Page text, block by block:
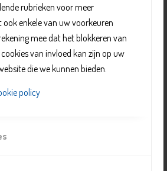
rubrieken voor meer
enkele van uw voorkeuren
mee dat het blokkeren van
van invloed kan zijn op uw
die we kunnen bieden.
policy
dingen nooit geleerd, of je voelt
Dat kan ervoor zorgen dat je het
andere mensen en kinderen om
maar niet om vrienden te maken
kun je sociale vaardigheden wel
wij je mee helpen.